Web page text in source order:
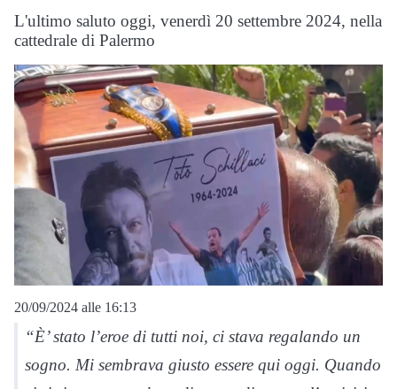
L'ultimo saluto oggi, venerdì 20 settembre 2024, nella
cattedrale di Palermo
20/09/2024 alle 16:13
“È’ stato l’eroe di tutti noi, ci stava regalando un
sogno. Mi sembrava giusto essere qui oggi. Quando